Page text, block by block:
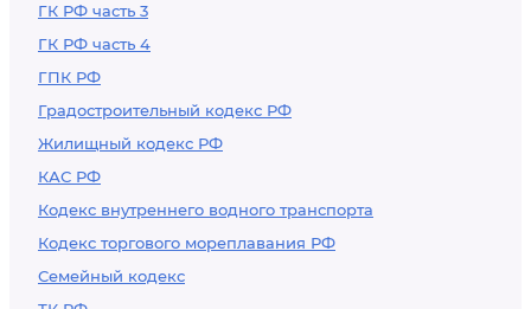
ГК РФ часть 3
ГК РФ часть 4
ГПК РФ
Градостроительный кодекс РФ
Жилищный кодекс РФ
КАС РФ
Кодекс внутреннего водного транспорта
Кодекс торгового мореплавания РФ
Семейный кодекс